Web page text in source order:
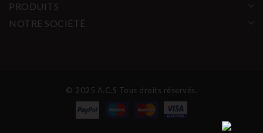
PRODUITS
NOTRE SOCIÉTÉ
© 2025 A.C.S Tous droits réservés.